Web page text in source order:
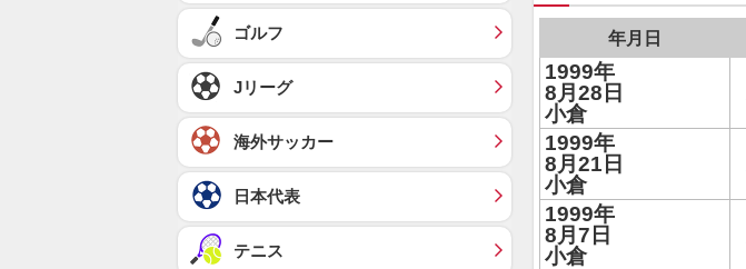
年月日
1999年
8月28日
小倉
1999年
8月21日
小倉
1999年
8月7日
小倉
ゴルフ
Jリーグ
海外サッカー
日本代表
テニス